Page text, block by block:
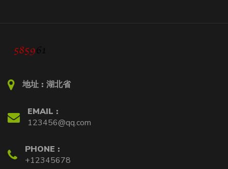
地址 : 湖北省
EMAIL :
123456@qq.com
PHONE :
+12345678